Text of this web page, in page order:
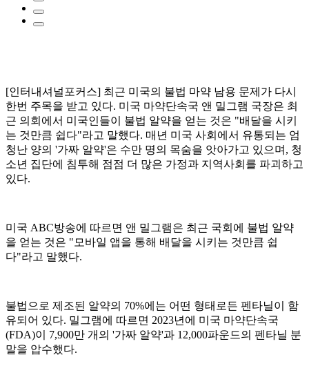
[인터내셔널포커스] 최근 미국의 불법 마약 남용 문제가 다시
한번 주목을 받고 있다. 미국 마약단속국 앤 밀그램 국장은 최
근 의회에서 미국인들이 불법 알약을 얻는 것은 "배달을 시키
는 것만큼 쉽다"라고 말했다. 매년 미국 사회에서 유통되는 엄
청난 양의 '가짜 알약'은 수만 명의 목숨을 앗아가고 있으며, 청
소년 집단에 침투해 점점 더 많은 가정과 지역사회를 파괴하고
있다.
미국 ABC방송에 따르면 앤 밀그램은 최근 국회에 불법 알약
을 얻는 것은 "모바일 앱을 통해 배달을 시키는 것만큼 쉽
다"라고 말했다.
불법으로 제조된 알약의 70%에는 어떤 형태로든 펜타닐이 함
유되어 있다. 밀그램에 따르면 2023년에 미국 마약단속국
(FDA)이 7,900만 개의 '가짜 알약'과 12,000파운드의 펜타닐 분
말을 압수했다.